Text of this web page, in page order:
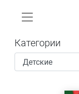
Категории